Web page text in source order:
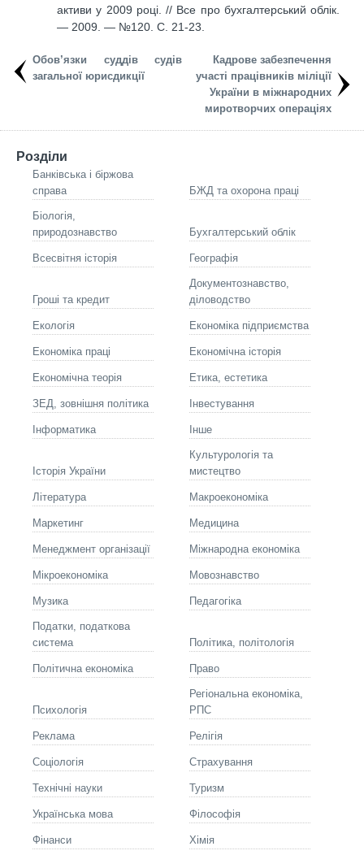
активи у 2009 році. // Все про бухгалтерський облік.
— 2009. — №120. С. 21-23.
Обов’язки суддів судів
загальної юрисдикції
Кадрове забезпечення
участі працівників міліції
України в міжнародних
миротворчих операціях
Розділи
Банківська і біржова
справа
БЖД та охорона праці
Біологія,
природознавство
Бухгалтерський облік
Всесвітня історія Географія
Гроші та кредит
Документознавство,
діловодство
Екологія Економіка підприємства
Економіка праці Економічна історія
Економічна теорія Етика, естетика
ЗЕД, зовнішня політика Інвестування
Інформатика Інше
Історія України
Культурологія та
мистецтво
Літературa Макроекономіка
Маркетинг Медицина
Менеджмент організації Міжнародна економіка
Мікроекономіка Мовознавство
Музика Педагогіка
Податки, податкова
система
Політика, політологія
Політична економіка Право
Психологія
Регіональна економіка,
РПС
Реклама Релігія
Соціологія Страхування
Технічні науки Туризм
Українська мова Філософія
Фінанси Хімія